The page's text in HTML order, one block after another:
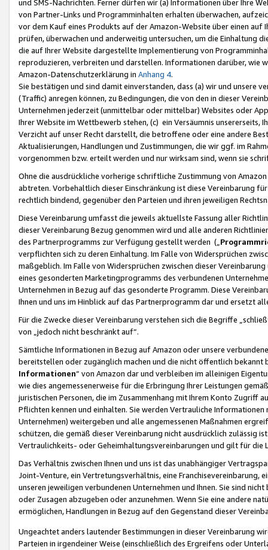
und SMS-Nachrichten. Ferner dürfen wir (a) Informationen über Ihre
von Partner-Links und Programminhalten erhalten überwachen,
vor dem Kauf eines Produkts auf der Amazon-Website über einen
prüfen, überwachen und anderweitig untersuchen, um die Einhaltung
die auf Ihrer Website dargestellte Implementierung von
reproduzieren, verbreiten und darstellen. Informationen darüber, wie
Amazon-Datenschutzerklärung in Anhang 4.
Sie bestätigen und sind damit einverstanden, dass (a) wir und
(Traffic) anregen können, zu Bedingungen, die von den in dieser
Unternehmen jederzeit (unmittelbar oder mittelbar) Websites oder
Ihrer Website im Wettbewerb stehen, (c) ein Versäumnis unsererseits,
Verzicht auf unser Recht darstellt, die betroffene oder eine andere
Aktualisierungen, Handlungen und Zustimmungen, die wir ggf. im
vorgenommen bzw. erteilt werden und nur wirksam sind, wenn sie
Ohne die ausdrückliche vorherige schriftliche Zustimmung von
abtreten. Vorbehaltlich dieser Einschränkung ist diese Vereinbarung
rechtlich bindend, gegenüber den Parteien und ihren jeweiligen
Diese Vereinbarung umfasst die jeweils aktuellste Fassung aller
dieser Vereinbarung Bezug genommen wird und alle anderen
des Partnerprogramms zur Verfügung gestellt werden („
verpflichten sich zu deren Einhaltung. Im Falle von Widersprüchen
maßgeblich. Im Falle von Widersprüchen zwischen dieser
eines gesonderten Marketingprogramms des verbundenen
Unternehmen in Bezug auf das gesonderte Programm. Diese
Ihnen und uns im Hinblick auf das Partnerprogramm dar und ersetzt
Für die Zwecke dieser Vereinbarung verstehen sich die Begriffe
von „jedoch nicht beschränkt auf“.
Sämtliche Informationen in Bezug auf Amazon oder unsere
bereitstellen oder zugänglich machen und die nicht öffentlich
Informationen“ von Amazon dar und verbleiben im alleinigen
wie dies angemessenerweise für die Erbringung Ihrer Leistungen
juristischen Personen, die im Zusammenhang mit Ihrem Konto
Pflichten kennen und einhalten. Sie werden Vertrauliche
Unternehmen) weitergeben und alle angemessenen Maßnahmen
schützen, die gemäß dieser Vereinbarung nicht ausdrücklich zulässig
Vertraulichkeits- oder Geheimhaltungsvereinbarungen und gilt für die
Das Verhältnis zwischen Ihnen und uns ist das unabhängiger
Joint-Venture, ein Vertretungsverhältnis, eine Franchisevereinbarung,
unseren jeweiligen verbundenen Unternehmen und Ihnen. Sie sind
oder Zusagen abzugeben oder anzunehmen. Wenn Sie eine andere
ermöglichen, Handlungen in Bezug auf den Gegenstand dieser
Ungeachtet anders lautender Bestimmungen in dieser Vereinbarung
Parteien in irgendeiner Weise (einschließlich des Ergreifens oder